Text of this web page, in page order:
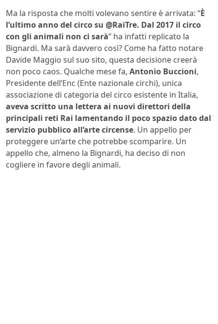
Ma la risposta che molti volevano sentire è arrivata: “È
l’ultimo anno del circo su @RaiTre. Dal 2017 il circo
con gli animali non ci sarà” ha infatti replicato la
Bignardi. Ma sarà davvero così? Come ha fatto notare
Davide Maggio sul suo sito, questa decisione creerà
non poco caos. Qualche mese fa, Antonio Buccioni,
Presidente dell’Enc (Ente nazionale circhi), unica
associazione di categoria del circo esistente in Italia,
aveva scritto una lettera ai nuovi direttori della
principali reti Rai lamentando il poco spazio dato dal
servizio pubblico all’arte circense. Un appello per
proteggere un’arte che potrebbe scomparire. Un
appello che, almeno la Bignardi, ha deciso di non
cogliere in favore degli animali.